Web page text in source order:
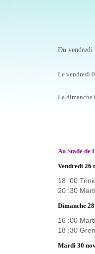
Du vendredi
Le vendredi
Le dimanche
Au Stade de
Vendredi 26
18 :00
20 :30
Dimanche
16 :00
18 :30
Mardi 30